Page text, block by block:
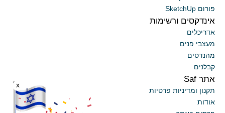
פורום SketchUp
אינדקסים ורשימות
אדריכלים
מעצבי פנים
מהנדסים
קבלנים
אתר Saf
תקנון ומדיניות פרטיות
אודות
x